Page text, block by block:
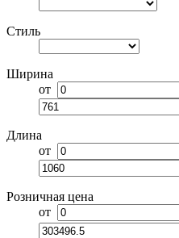
Стиль
Ширина
от
Длина
от
Розничная цена
от